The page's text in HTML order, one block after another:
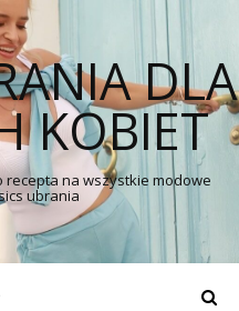
DLA
KOBIET
recepta na wszystkie modowe
ubrania